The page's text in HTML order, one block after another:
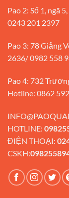
Pao 2: Số 1, ngã
0243 201 2397
Pao 3: 78 Giảng
2636/ 0982 558
Pao 4: 732
Hotline: 0862
HOTLINE:
ĐIỆN THOẠI:
CSKH: